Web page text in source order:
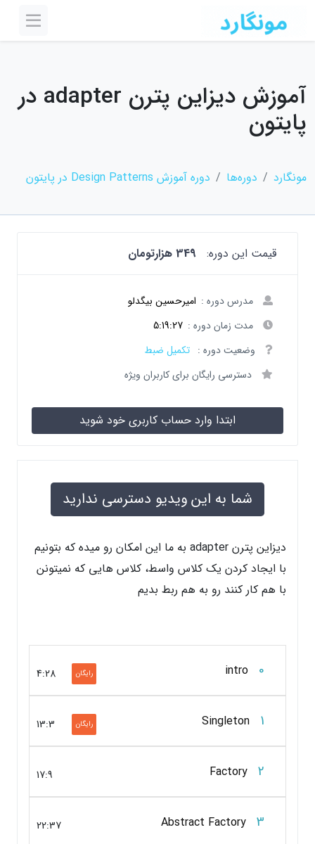
آموزش دیزاین پترن adapter در
پایتون
مونگارد دوره‌ها دوره آموزش Design Patterns در پایتون
قیمت این دوره: 349 هزارتومان
مدرس دوره : امیرحسین بیگدلو
مدت زمان دوره : 5:19:27
وضعیت دوره : تکمیل ضبط
دسترسی رایگان برای کاربران ویژه
ابتدا وارد حساب کاربری خود شوید
شما به این ویدیو دسترسی ندارید
دیزاین پترن adapter به ما این امکان رو میده که بتونیم
با ایجاد کردن یک کلاس واسط، کلاس هایی که نمیتونن
با هم کار کنند رو به هم ربط بدیم
0
intro
4:28 رایگان
1
Singleton
13:3 رایگان
2
Factory
17:9
3
Abstract Factory
22:37